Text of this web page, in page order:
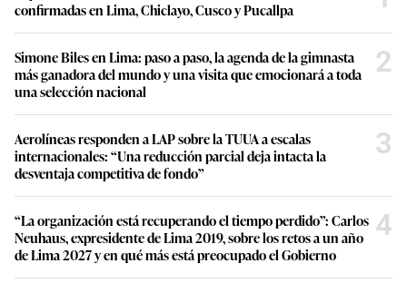
confirmadas en Lima, Chiclayo, Cusco y Pucallpa
Simone Biles en Lima: paso a paso, la agenda de la gimnasta
más ganadora del mundo y una visita que emocionará a toda
una selección nacional
2
Aerolíneas responden a LAP sobre la TUUA a escalas
internacionales: “Una reducción parcial deja intacta la
desventaja competitiva de fondo”
3
“La organización está recuperando el tiempo perdido”: Carlos
Neuhaus, expresidente de Lima 2019, sobre los retos a un año
de Lima 2027 y en qué más está preocupado el Gobierno
4